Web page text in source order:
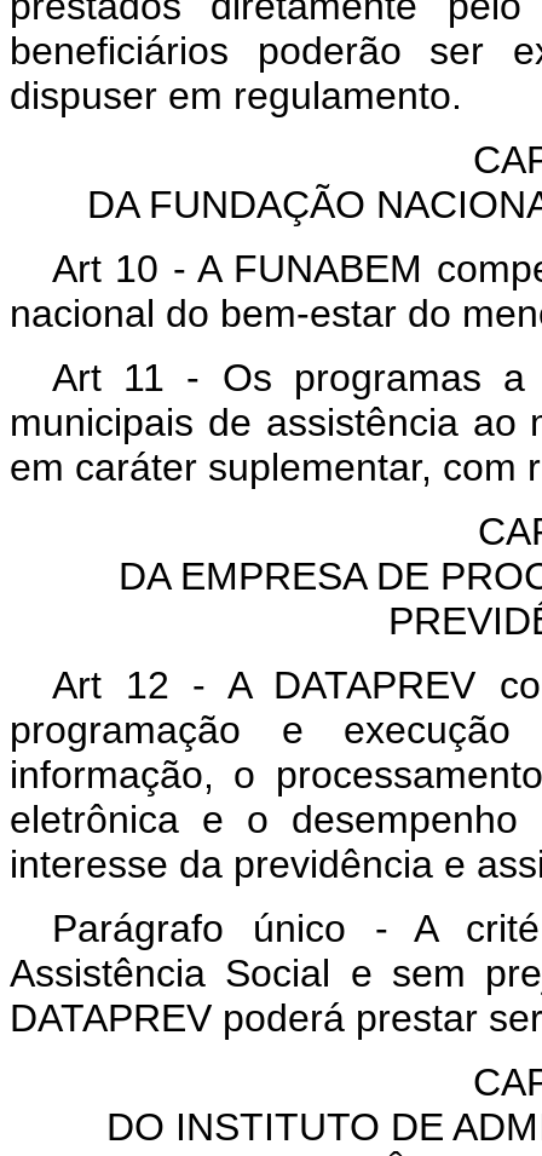
beneficiários poderão ser
dispuser em regulamento.
DA FUNDAÇÃO
Art 10 - A FUNABEM
nacional do bem-estar do
Art 11 - Os programas a
municipais de assistência ao
em caráter suplementar, com
DA EMPRESA DE
Art 12 - A DATAPREV
programação e
informação, o
eletrônica e o
interesse da previdência e
Parágrafo único - A
Assistência Social e sem
DATAPREV poderá prestar
DO INSTITUTO DE